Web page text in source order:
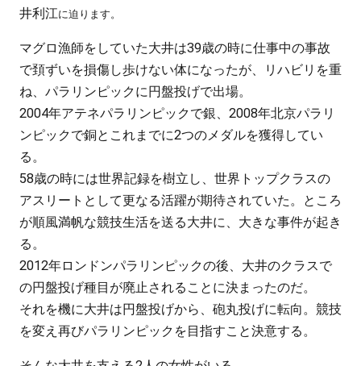
井利江に迫ります。
マグロ漁師をしていた大井は39歳の時に仕事中の事故
で頚ずいを損傷し歩けない体になったが、リハビリを重
ね、パラリンピックに円盤投げで出場。
2004年アテネパラリンピックで銀、2008年北京パラリ
ンピックで銅とこれまでに2つのメダルを獲得してい
る。
58歳の時には世界記録を樹立し、世界トップクラスの
アスリートとして更なる活躍が期待されていた。ところ
が順風満帆な競技生活を送る大井に、大きな事件が起き
る。
2012年ロンドンパラリンピックの後、大井のクラスで
の円盤投げ種目が廃止されることに決まったのだ。
それを機に大井は円盤投げから、砲丸投げに転向。競技
を変え再びパラリンピックを目指すこと決意する。